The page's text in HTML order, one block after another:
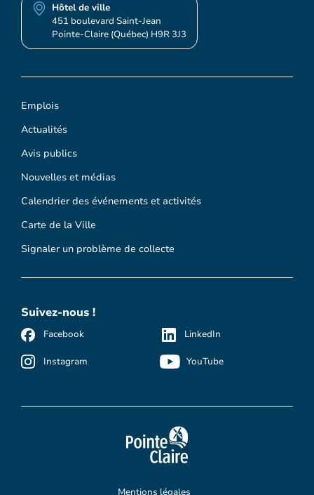
Emplois
Actualités
Avis publics
Nouvelles et médias
Calendrier des événements et activités
Carte de la Ville
Signaler un problème de collecte
Hôtel de ville
451 boulevard Saint-Jean
Pointe-Claire (Québec) H9R 3J3
Suivez-nous !
Facebook
Instagram
LinkedIn
YouTube